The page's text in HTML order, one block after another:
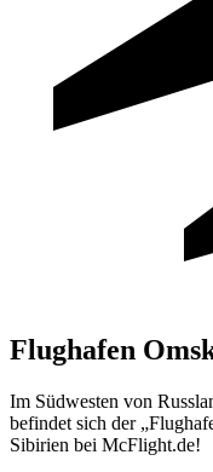
Flughafen
Im Südwesten von
befindet sich der
Sibirien bei McFlight.de!